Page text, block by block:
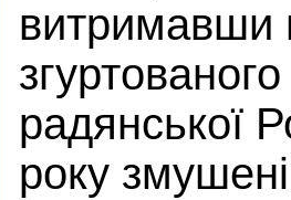
витримавши
радянської
року